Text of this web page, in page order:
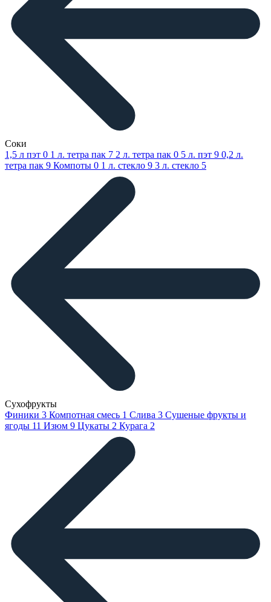
Соки
1,5 л пэт 0 1 л. тетра пак 7 2 л. тетра пак 0 5 л. пэт 9 0,2 л.
тетра пак 9 Компоты 0 1 л. стекло 9 3 л. стекло 5
Сухофрукты
Финики 3 Компотная смесь 1 Слива 3 Сушеные фрукты и
ягоды 11 Изюм 9 Цукаты 2 Курага 2